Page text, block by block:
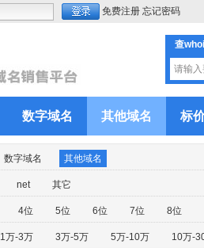
免费注册 忘记密码
查
数字域名 其他域名 标
数字域名 其他域名
net 其它
4位 5位 6位 7位 8位
1万-3万 3万-5万 5万-10万 10万-